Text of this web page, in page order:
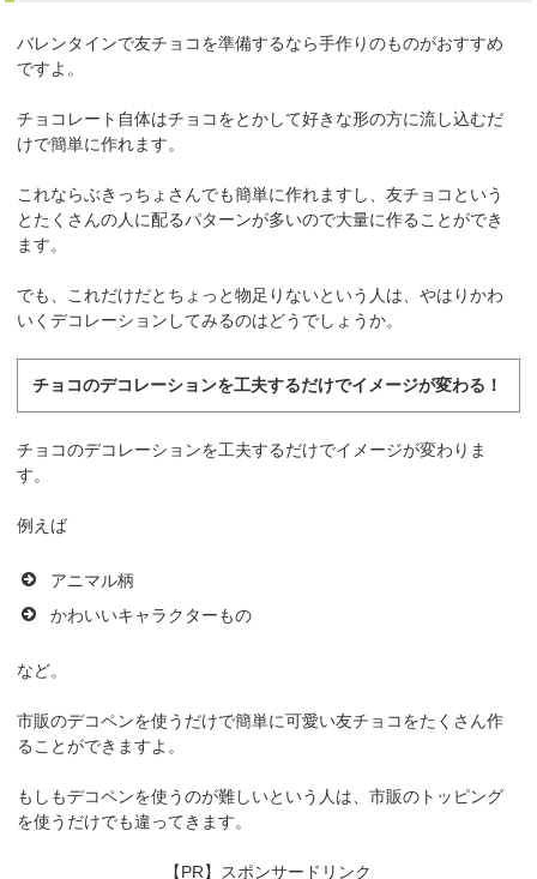
バレンタインで友チョコを準備するなら手作りのものがおすすめ
ですよ。
チョコレート自体はチョコをとかして好きな形の方に流し込むだ
けで簡単に作れます。
これならぶきっちょさんでも簡単に作れますし、友チョコという
とたくさんの人に配るパターンが多いので大量に作ることができ
ます。
でも、これだけだとちょっと物足りないという人は、やはりかわ
いくデコレーションしてみるのはどうでしょうか。
チョコのデコレーションを工夫するだけでイメージが変わる！
チョコのデコレーションを工夫するだけでイメージが変わりま
す。
例えば
アニマル柄
かわいいキャラクターもの
など。
市販のデコペンを使うだけで簡単に可愛い友チョコをたくさん作
ることができますよ。
もしもデコペンを使うのが難しいという人は、市販のトッピング
を使うだけでも違ってきます。
【PR】スポンサードリンク